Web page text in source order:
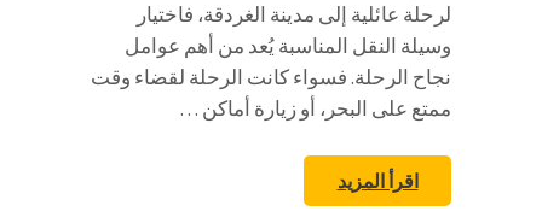
لرحلة عائلية إلى مدينة الغردقة، فاختيار
وسيلة النقل المناسبة يُعد من أهم عوامل
نجاح الرحلة. فسواء كانت الرحلة لقضاء وقت
ممتع على البحر، أو زيارة أماكن …
اقرأ المزيد